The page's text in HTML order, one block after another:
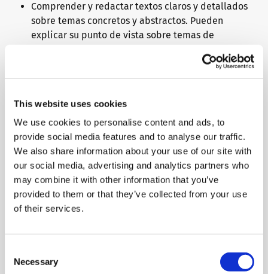
This website uses cookies
We use cookies to personalise content and ads, to
provide social media features and to analyse our traffic.
We also share information about your use of our site with
our social media, advertising and analytics partners who
may combine it with other information that you’ve
provided to them or that they’ve collected from your use
of their services.
Selection
Necessary
Comprender y redactar textos claros y detallados
sobre temas concretos y abstractos. Pueden
explicar su punto de vista sobre temas de
¿Por qué debería elegir los
exámenes de idiomas telc?
Los certificados telc son reconocidos
internacionalmente por escuelas, universidades,
empresas y organismos oficiales como prueba del
conocimiento del idioma en los seis niveles del Marco
Común Europeo de Referencia (MCER). Como miembro
con las normas de calidad internacionales.